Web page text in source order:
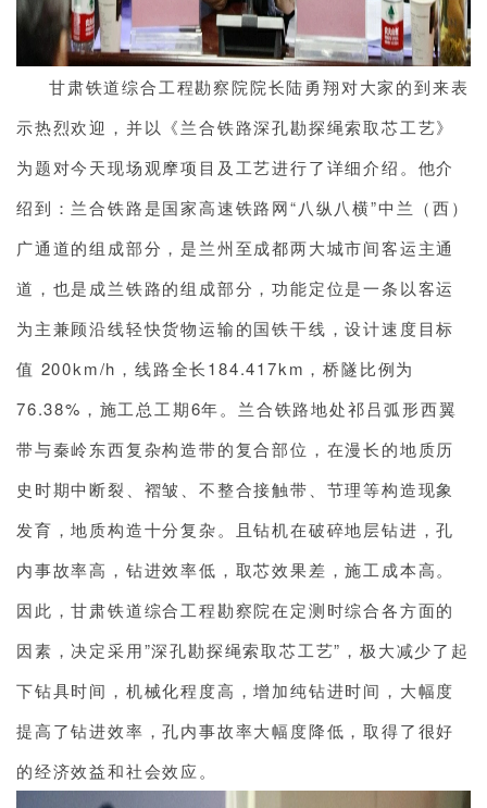
甘肃铁道综合工程勘察院院长陆勇翔对大家的到来表
示热烈欢迎，并以《兰合铁路深孔勘探绳索取芯工艺》
为题对今天现场观摩项目及工艺进行了详细介绍。他介
绍到：兰合铁路是国家高速铁路网“八纵八横”中兰（西）
广通道的组成部分，是兰州至成都两大城市间客运主通
道，也是成兰铁路的组成部分，功能定位是一条以客运
为主兼顾沿线轻快货物运输的国铁干线，设计速度目标
值 200km/h，线路全长184.417km，桥隧比例为
76.38%，施工总工期6年。兰合铁路地处祁吕弧形西翼
带与秦岭东西复杂构造带的复合部位，在漫长的地质历
史时期中断裂、褶皱、不整合接触带、节理等构造现象
发育，地质构造十分复杂。且钻机在破碎地层钻进，孔
内事故率高，钻进效率低，取芯效果差，施工成本高。
因此，甘肃铁道综合工程勘察院在定测时综合各方面的
因素，决定采用”深孔勘探绳索取芯工艺”，极大减少了起
下钻具时间，机械化程度高，增加纯钻进时间，大幅度
提高了钻进效率，孔内事故率大幅度降低，取得了很好
的经济效益和社会效应。